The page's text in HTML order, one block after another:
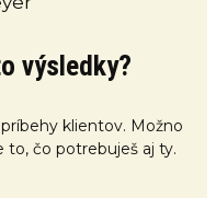
výsledky?
klientov. Možno
to, čo potrebuješ aj ty.